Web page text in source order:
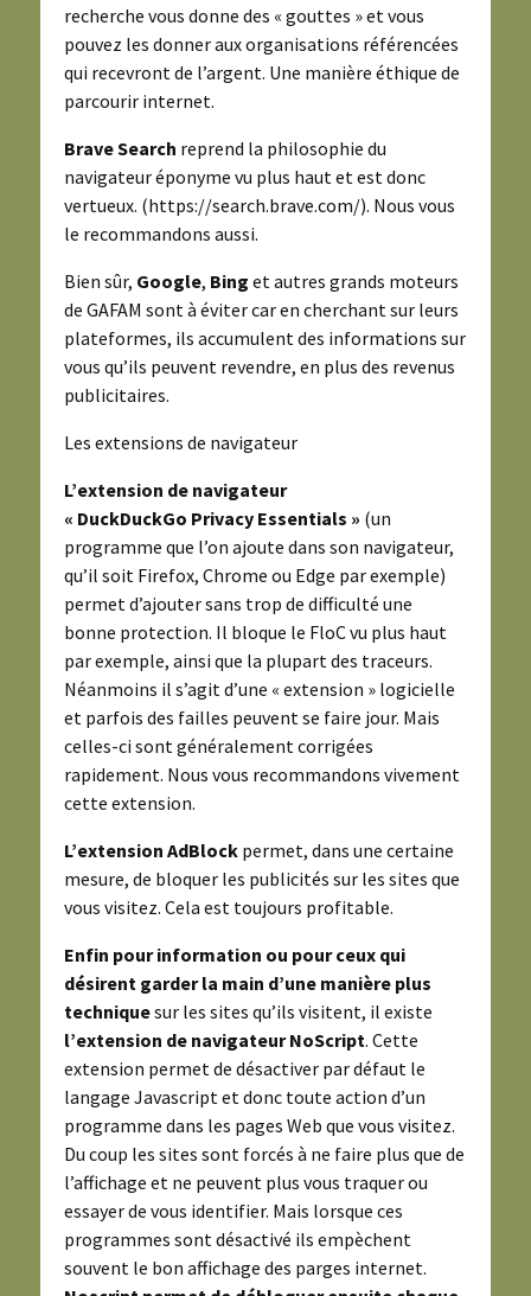
recherche vous donne des « gouttes » et vous
pouvez les donner aux organisations référencées
qui recevront de l’argent. Une manière éthique de
parcourir internet.
Brave Search reprend la philosophie du
navigateur éponyme vu plus haut et est donc
vertueux. (https://search.brave.com/). Nous vous
le recommandons aussi.
Bien sûr, Google, Bing et autres grands moteurs
de GAFAM sont à éviter car en cherchant sur leurs
plateformes, ils accumulent des informations sur
vous qu’ils peuvent revendre, en plus des revenus
publicitaires.
Les extensions de navigateur
L’extension de navigateur
« DuckDuckGo Privacy Essentials » (un
programme que l’on ajoute dans son navigateur,
qu’il soit Firefox, Chrome ou Edge par exemple)
permet d’ajouter sans trop de difficulté une
bonne protection. Il bloque le FloC vu plus haut
par exemple, ainsi que la plupart des traceurs.
Néanmoins il s’agit d’une « extension » logicielle
et parfois des failles peuvent se faire jour. Mais
celles-ci sont généralement corrigées
rapidement. Nous vous recommandons vivement
cette extension.
L’extension AdBlockpermet, dans une certaine
mesure, de bloquer les publicités sur les sites que
vous visitez. Cela est toujours profitable.
Enfin pour information ou pour ceux qui
désirent garder la main d’une manière plus
techniquesur les sites qu’ils visitent, il existe
l’extension de navigateur NoScript. Cette
extension permet de désactiver par défaut le
langage Javascript et donc toute action d’un
programme dans les pages Web que vous visitez.
Du coup les sites sont forcés à ne faire plus que de
l’affichage et ne peuvent plus vous traquer ou
essayer de vous identifier. Mais lorsque ces
programmes sont désactivé ils empèchent
souvent le bon affichage des parges internet.